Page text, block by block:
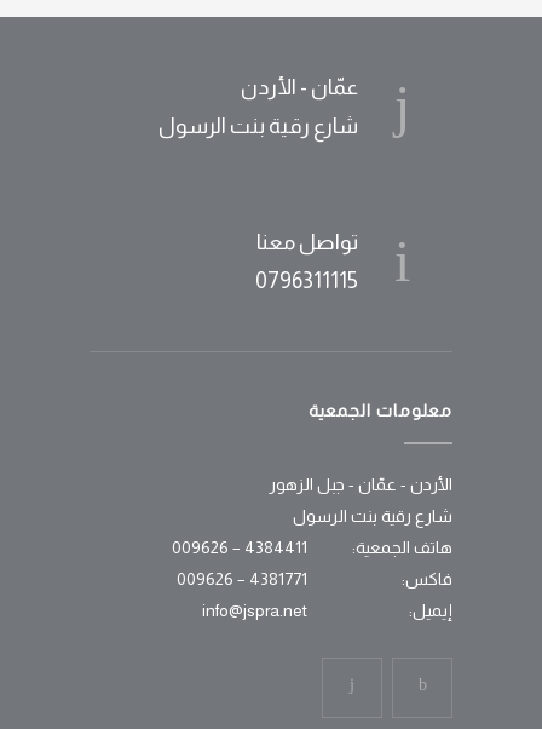
عمّان - الأردن
شارع رقية بنت الرسول
تواصل معنا
0796311115
معلومات الجمعية
الأردن - عمّان - جبل الزهور
شارع رقية بنت الرسول
هاتف الجمعية:
4384411 – 009626
فاكس:
4381771 – 009626
إيميل:
info@jspra.net